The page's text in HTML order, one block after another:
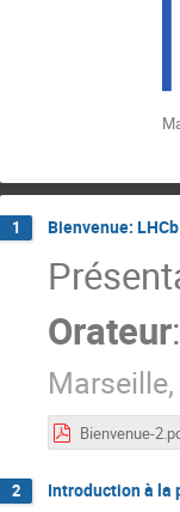
1 Bienvenue:
Orateur:
Bienvenue-
2 Introduction à la